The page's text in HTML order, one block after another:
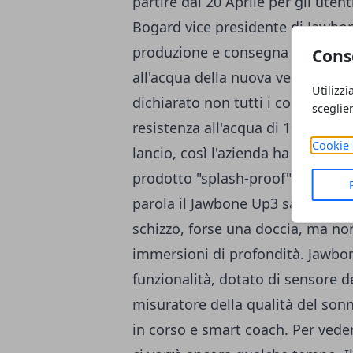
Cookie
Bogard vice presidente di
produzione e consegna di
all'acqua della nuova versione
dichiarato non tutti i
resistenza all'acqua di 10 metri
lancio, così l'azienda ha dovuto
prodotto "splash-proof" in linea
parola il Jawbone Up3 sarà
schizzo, forse una doccia, ma
immersioni di profondità.
funzionalità, dotato di sensore
misuratore della qualità del
in corso e smart coach. Per